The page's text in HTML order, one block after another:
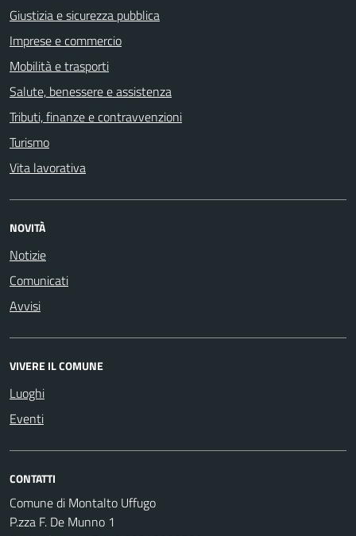
Giustizia e sicurezza pubblica
Imprese e commercio
Mobilità e trasporti
Salute, benessere e assistenza
Tributi, finanze e contravvenzioni
Turismo
Vita lavorativa
NOVITÀ
Notizie
Comunicati
Avvisi
VIVERE IL COMUNE
Luoghi
Eventi
CONTATTI
Comune di Montalto Uffugo
P.zza F. De Munno 1